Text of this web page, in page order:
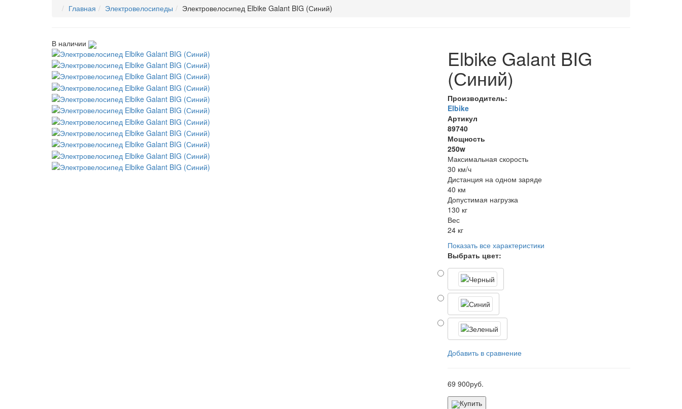
Главная Электровелосипеды Электровелосипед Elbike Galant BIG (Синий)
В наличии
Elbike Galant BIG
(Синий)
Производитель:
Elbike
Артикул
89740
Мощность
250w
Максимальная скорость
30 км/ч
Дистанция на одном заряде
40 км
Допустимая нагрузка
130 кг
Вес
24 кг
Показать все характеристики
Выбрать цвет:
Добавить в сравнение
69 900руб.
Купить